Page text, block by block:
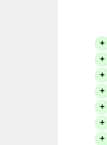
+
+
+
+
+
+
+